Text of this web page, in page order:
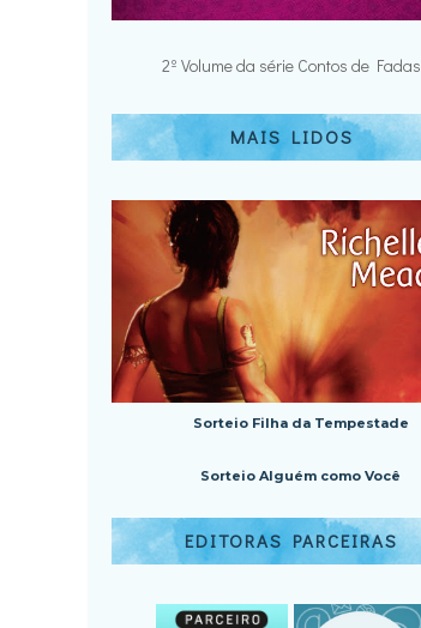
2º Volume da série Contos de Fadas
MAIS LIDOS
Sorteio Filha da Tempestade
Sorteio Alguém como Você
EDITORAS PARCEIRAS